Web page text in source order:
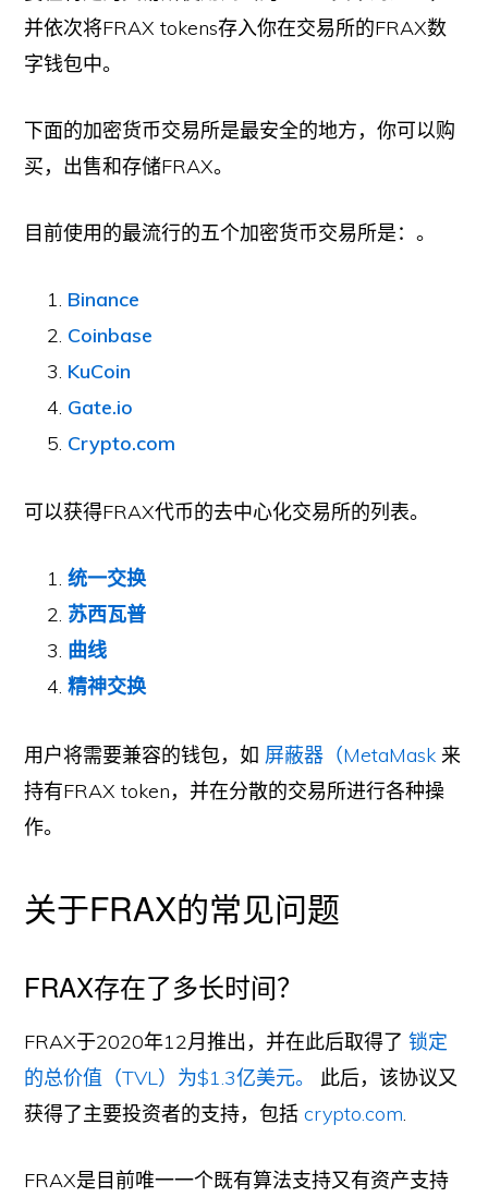
并依次将FRAX tokens存入你在交易所的FRAX数
字钱包中。
下面的加密货币交易所是最安全的地方，你可以购
买，出售和存储FRAX。
目前使用的最流行的五个加密货币交易所是：。
Binance
Coinbase
KuCoin
Gate.io
Crypto.com
可以获得FRAX代币的去中心化交易所的列表。
统一交换
苏西瓦普
曲线
精神交换
用户将需要兼容的钱包，如 屏蔽器（MetaMask 来
持有FRAX token，并在分散的交易所进行各种操
作。
关于FRAX的常见问题
FRAX存在了多长时间？
FRAX于2020年12月推出，并在此后取得了锁定
的总价值（TVL）为$1.3亿美元。
此后，该协议又
获得了主要投资者的支持，包括crypto.com.
FRAX是目前唯一一个既有算法支持又有资产支持